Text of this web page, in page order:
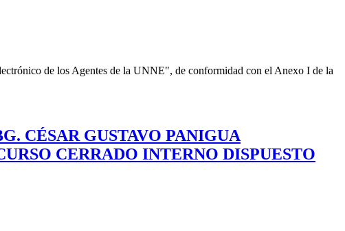
de los Agentes de la UNNE", de conformidad con el Anexo I de la
CÉSAR GUSTAVO PANIGUA
CERRADO INTERNO DISPUESTO